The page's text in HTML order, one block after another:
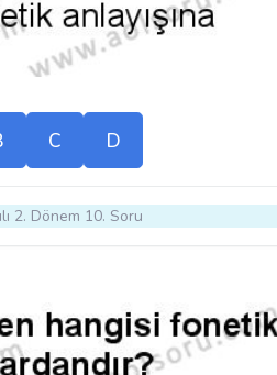
C D
2. Dönem 10. Soru